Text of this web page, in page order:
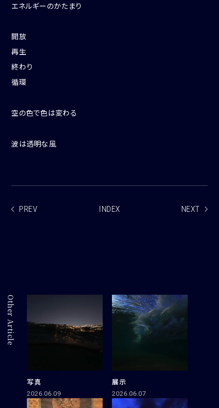
エネルギーのかたまり
開放
再生
終わり
循環
空の色で色は変わる
波は透明な風
PREV NEXT
INDEX
Other Article
写真
2026.06.09
展示
2026.06.07